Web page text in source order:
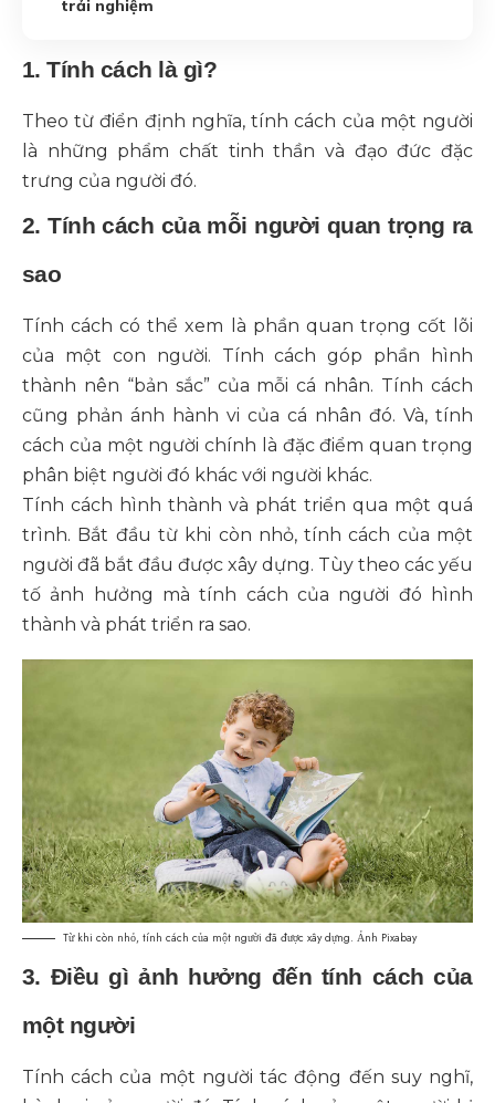
trải nghiệm
1. Tính cách là gì?
Theo từ điển định nghĩa, tính cách của một người
là những phẩm chất tinh thần và đạo đức đặc
trưng của người đó.
2. Tính cách của mỗi người quan trọng ra
sao
Tính cách có thể xem là phần quan trọng cốt lõi
của một con người. Tính cách góp phần hình
thành nên “bản sắc” của mỗi cá nhân. Tính cách
cũng phản ánh hành vi của cá nhân đó. Và, tính
cách của một người chính là đặc điểm quan trọng
phân biệt người đó khác với người khác.
Tính cách hình thành và phát triển qua một quá
trình. Bắt đầu từ khi còn nhỏ, tính cách của một
người đã bắt đầu được xây dựng. Tùy theo các yếu
tố ảnh hưởng mà tính cách của người đó hình
thành và phát triển ra sao.
Từ khi còn nhỏ, tính cách của một người đã được xây dựng. Ảnh Pixabay
3. Điều gì ảnh hưởng đến tính cách của
một người
Tính cách của một người tác động đến suy nghĩ,